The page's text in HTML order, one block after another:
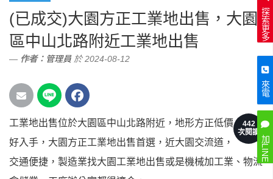
探索更多
來電
加LINE
(已成交)大園方正工業地出售，大園
區中山北路附近工業地出售
作者： 管理員 於 2024-08-12
442
次閱讀
工業地出售位於大園區中山北路附近，地形方正低價
好入手，大園方正工業地出售首選，近大園交流道，
交通便捷， 製造業找大園工業地出售或是機械加工業、物流